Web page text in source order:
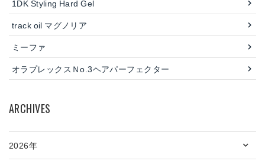
1DK Styling Hard Gel
track oil マグノリア
ミーファ
オラプレックスＮo.3ヘアパーフェクター
ARCHIVES
2026年